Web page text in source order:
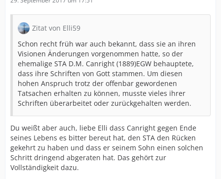
Zitat von Elli59
Schon recht früh war auch bekannt, dass sie an ihren
Visionen Änderungen vorgenommen hatte, so der
ehemalige STA D.M. Canright (1889)EGW behauptete,
dass ihre Schriften von Gott stammen. Um diesen
hohen Anspruch trotz der offenbar gewordenen
Tatsachen erhalten zu können, musste vieles ihrer
Schriften überarbeitet oder zurückgehalten werden.
Du weißt aber auch, liebe Elli dass Canright gegen Ende
seines Lebens es bitter bereut hat, den STA den Rücken
gekehrt zu haben und dass er seinem Sohn einen solchen
Schritt dringend abgeraten hat. Das gehört zur
Vollständigkeit dazu.